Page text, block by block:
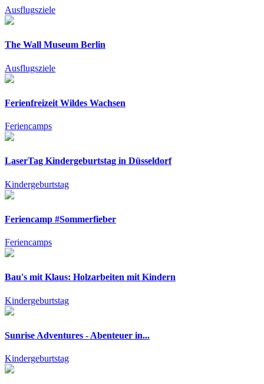
Ausflugsziele
The Wall Museum Berlin
Ausflugsziele
Ferienfreizeit Wildes Wachsen
Feriencamps
LaserTag Kindergeburtstag in Düsseldorf
Kindergeburtstag
Feriencamp #Sommerfieber
Feriencamps
Bau's mit Klaus: Holzarbeiten mit Kindern
Kindergeburtstag
Sunrise Adventures - Abenteuer in...
Kindergeburtstag